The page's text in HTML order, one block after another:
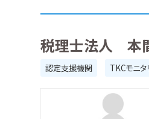
税理士法人 本
認定支援機関 TKCモニ